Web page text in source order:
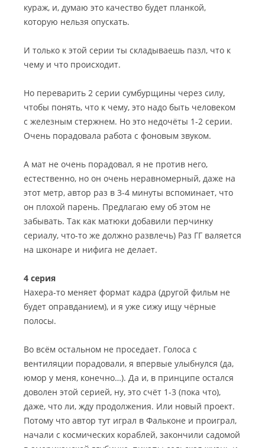
кураж, и, думаю это качество будет планкой,
которую нельзя опускать.
И только к этой серии ты складываешь пазл, что к
чему и что происходит.
Но переварить 2 серии сумбурщины через силу,
чтобы понять, что к чему, это надо быть человеком
с железным стержнем. Но это недочёты 1-2 серии.
Очень порадовала работа с фоновым звуком.
А мат не очень порадовал, я не против него,
естественно, но он очень неравномерный, даже на
этот метр, автор раз в 3-4 минуты вспоминает, что
он плохой парень. Предлагаю ему об этом не
забывать. Так как матюки добавили перчинку
сериалу, что-то же должно развлечь) Раз ГГ валяется
на шконаре и нифига не делает.
4 серия
Нахера-то меняет формат кадра (другой фильм не
будет оправданием), и я уже сижу ищу чёрные
полосы.
Во всём остальном не проседает. Голоса с
вентиляции порадовали, я впервые улыбнулся (да,
юмор у меня, конечно…). Да и, в принципе остался
доволен этой серией, ну, это счёт 1-3 (пока что),
даже, что ли, жду продолжения. Или новый проект.
Потому что автор тут играл в Фальконе и проиграл,
начали с космических кораблей, закончили садомой